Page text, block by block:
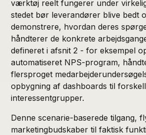
værktøj reelt fungerer under
stedet bør leverandører blive bedt
demonstrere, hvordan deres
håndterer de konkrete
defineret i afsnit 2 - for eksempel
automatiseret NPS-program,
flersproget
opbygning af dashboards til
interessentgrupper.
Denne scenarie-baserede tilgang,
marketingbudskaber til faktisk